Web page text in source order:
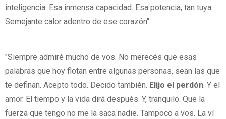
inteligencia. Esa inmensa capacidad. Esa potencia, tan tuya.
Semejante calor adentro de ese corazón".
"Siempre admiré mucho de vos. No merecés que esas
palabras que hoy flotan entre algunas personas, sean las que
te definan. Acepto todo. Decido también. Elijo el perdón . Y el
amor. El tiempo y la vida dirá después. Y, tranquilo. Que la
fuerza que tengo no me la saca nadie. Tampoco a vos. La ví